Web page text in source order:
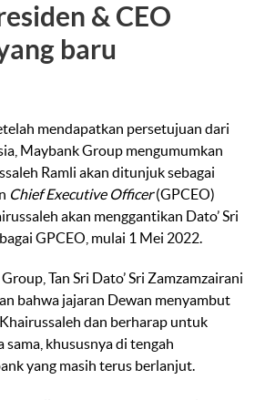
& CEO
baru
mendapatkan persetujuan dari
Maybank Group mengumumkan
Ramli akan ditunjuk sebagai
Chief Executive Officer(GPCEO)
akan menggantikan Dato’ Sri
GPCEO, mulai 1 Mei 2022.
Tan Sri Dato’ Sri Zamzamzairani
bahwa jajaran Dewan menyambut
dan berharap untuk
sama, khususnya di tengah
yang masih terus berlanjut.